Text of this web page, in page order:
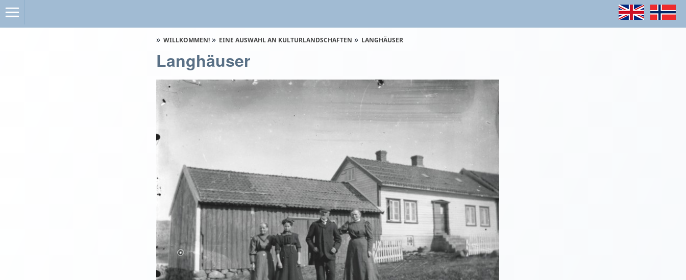
WILLKOMMEN! EINE AUSWAHL AN KULTURLANDSCHAFTEN LANGHÄUSER
Langhäuser